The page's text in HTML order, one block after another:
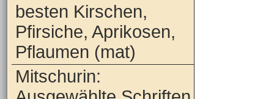
besten Kirschen,
Pfirsiche, Aprikosen,
Pflaumen (mat)
Mitschurin: